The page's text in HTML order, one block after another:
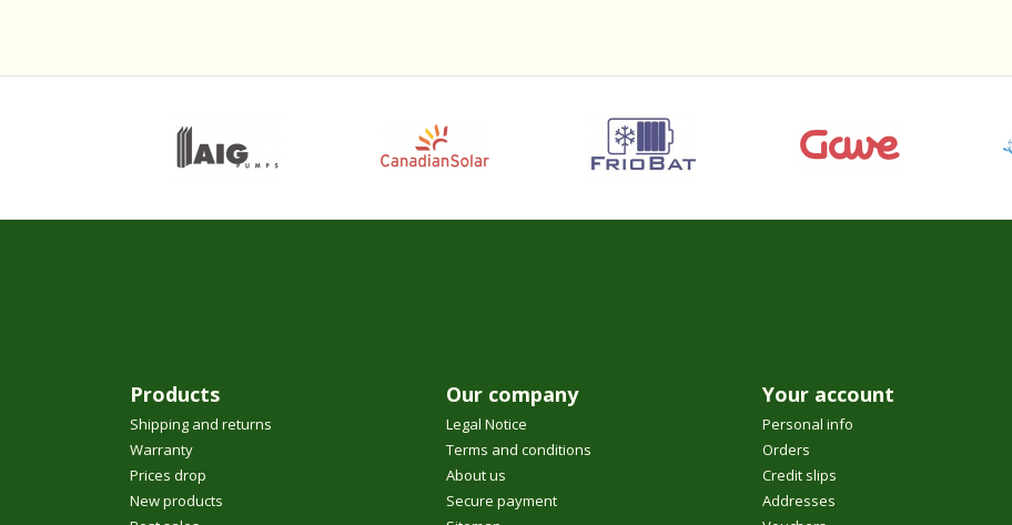
Products
Shipping and returns
Warranty
Prices drop
New products
Our company
Legal Notice
Terms and conditions
About us
Secure payment
Your account
Personal info
Orders
Credit slips
Addresses